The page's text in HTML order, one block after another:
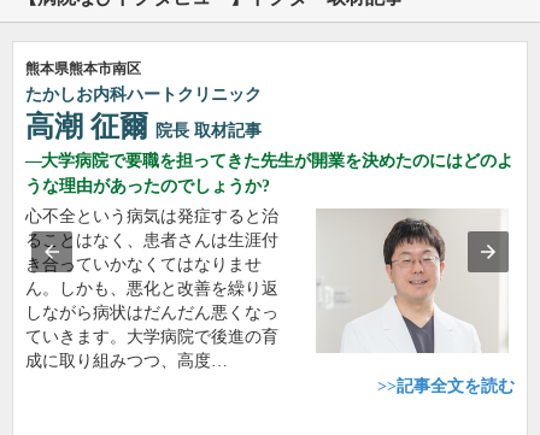
熊本県熊本市南区
たかしお内科ハートクリニック
高潮 征爾 院長 取材記事
大学病院で要職を担ってきた先生が開業を決めたのにはどのよ
うな理由があったのでしょうか?
心不全という病気は発症すると治
ることはなく、患者さんは生涯付
き合っていかなくてはなりませ
ん。しかも、悪化と改善を繰り返
しながら病状はだんだん悪くなっ
ていきます。大学病院で後進の育
成に取り組みつつ、高度…
>>記事全文を読む